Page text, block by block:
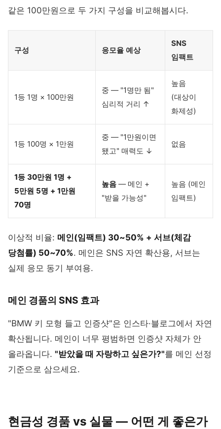
같은 100만원으로 두 가지 구성을 비교해봅시다.
구성 응모율 예상
SNS
임팩트
1등 1명 × 100만원
중 — "1명만 됨"
심리적 거리 ↑
높음
(대상이
화제성)
1등 100명 × 1만원
중 — "1만원이면
됐고" 매력도 ↓
없음
1등 30만원 1명 +
5만원 5명 + 1만원
70명
높음 — 메인 +
"받을 가능성"
높음 (메인
임팩트)
이상적 비율: 메인(임팩트) 30~50% + 서브(체감
당첨률) 50~70%. 메인은 SNS 자연 확산용, 서브는
실제 응모 동기 부여용.
메인 경품의 SNS 효과
"BMW 키 모형 들고 인증샷"은 인스타·블로그에서 자연
확산됩니다. 메인이 너무 평범하면 인증샷 자체가 안
올라옵니다. "받았을 때 자랑하고 싶은가?"를 메인 선정
기준으로 삼으세요.
현금성 경품 vs 실물 — 어떤 게 좋은가